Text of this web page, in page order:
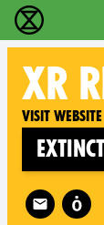
Extinction
XR
Visit website
Follow XR